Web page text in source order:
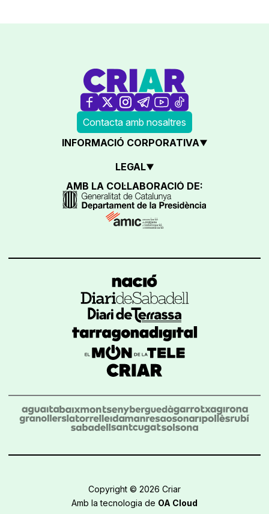
Contacta amb nosaltres
INFORMACIÓ CORPORATIVA
LEGAL
AMB LA COL·LABORACIÓ DE:
Copyright © 2026 Criar
Amb la tecnologia de OA Cloud